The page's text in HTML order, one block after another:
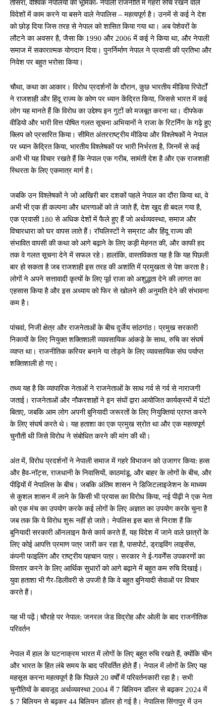
तीसरा, वैश्विक नेपलियों की भूमिका- नेपाली राजनीति में गहरी रुचि रखने वाले
विदेशों में काम करने या बसने वाले नेपालिस – महत्वपूर्ण है। उनमें से कई ने देश
को छोड़ दिया जिस तरह से नेपाल को शासित किया गया था। अब पेशेवरों के
लौटने का अवसर है, जैसा कि 1990 और 2006 में कई ने किया था, और नेपाली
समाज में सकारात्मक योगदान दिया। पुनर्निर्माण नेपाल ने प्रवासी की प्रतिभा और
निवेश पर बहुत भरोसा किया।
चौथा, कथा का आकार। विरोध प्रदर्शनों के दौरान, कुछ भारतीय मीडिया रिपोर्टों
ने राजशाही और हिंदू राज्य के कोण पर ध्यान केंद्रित किया, जिससे भारत में कई
लोग यह मानते हैं कि विरोध का उद्देश्य इन गुटों को मजबूत करना था। दीपफेक
वीडियो और भारी वित्त पोषित गलत सूचना अभियानों ने राजा के रिटर्निंग के गढ़े हुए
क्लिप को प्रसारित किया। सीमित अंतरराष्ट्रीय मीडिया और विश्लेषकों ने नेपाल
पर ध्यान केंद्रित किया, भारतीय विश्लेषकों पर भारी निर्भरता है, जिनमें से कई
अभी भी यह विचार रखते हैं कि नेपाल एक गरीब, सामंती देश है और एक राजशाही
स्थिरता के लिए एकमात्र मार्ग है।
जबकि उन विश्लेषकों ने जो आखिरी बार दशकों पहले नेपाल का दौरा किया था, वे
अभी भी एक ही कल्पना और धारणाओं को ले जाते हैं, देश खुद ही बदल गया है,
एक प्रवासी 180 से अधिक देशों में फैले हुए हैं जो अर्थव्यवस्था, समाज और
विचारधारा को घर वापस लाते हैं। रॉयलिस्टों ने सम्राट और हिंदू राज्य की
संभावित वापसी की कथा को आगे बढ़ाने के लिए कड़ी मेहनत की, और काफी हद
तक वे गलत सूचना देने में सफल रहे। हालांकि, वास्तविकता यह है कि यह पिछली
बार हो सकता है जब राजशाही इस तरह की अशांति में प्रमुखता से पेश करता है।
लोगों ने अपने सत्तावादी कृत्यों के लिए पूर्व राजा को अशुद्धता देने की लागत का
एहसास किया है और इस अध्याय को फिर से खोलने की अनुमति देने की संभावना
कम है।
पांचवां, निजी क्षेत्र और राजनेताओं के बीच दुर्जेय सांठगांठ। प्रमुख सरकारी
निकायों के लिए नियुक्त शक्तिशाली व्यावसायिक आंकड़े के साथ, रुचि का संघर्ष
व्याप्त था। राजनीतिक करियर बनाने या तोड़ने के लिए व्यावसायिक संघ पर्याप्त
शक्तिशाली हो गए।
तथ्य यह है कि व्यापारिक नेताओं ने राजनेताओं के साथ गर्व से गर्व से नाराजगी
जताई। राजनेताओं और नौकरशाहों ने इन संघों द्वारा आयोजित कार्यक्रमों में घंटों
बिताए, जबकि आम लोग अपनी बुनियादी जरूरतों के लिए नियुक्तियां प्राप्त करने
के लिए संघर्ष करते थे। यह हताशा का एक प्रमुख स्रोत था और एक महत्वपूर्ण
चुनौती थी जिसे विरोध ने संबोधित करने की मांग की थी।
अंत में, विरोध प्रदर्शनों ने नेपाली समाज में गहरे विभाजन को उजागर किया: हव्स
और हैव-नॉट्स, राजधानी के निवासियों, काठमांडू, और बाहर के लोगों के बीच, और
पीढ़ियों में नेपालिस के बीच। जबकि अंतिम शासन ने डिजिटलाइजेशन के माध्यम
से कुशल शासन में लाने के किसी भी प्रयास का विरोध किया, नई पीढ़ी ने एक नेता
को एक मंच का उपयोग करके कई लोगों के लिए अज्ञात का उपयोग करके चुना है
जब तक कि ये विरोध शुरू नहीं हो जाते। नेपलिस इस बात से निराश हैं कि
बुनियादी सरकारी ऑनलाइन कैसे कार्य करते हैं, यह विदेश में जाने वाले छात्रों के
लिए कोई आपत्ति प्रमाण पत्र जारी कर रहा है, पासपोर्ट, ड्राइविंग लाइसेंस,
कंपनी फाइलिंग और राष्ट्रीय पहचान पत्र। सरकार ने ई-गवर्नेंस उपकरणों का
विस्तार करने के लिए आर्थिक सुधारों को आगे बढ़ाने में बहुत कम रुचि दिखाई।
युवा हताशा भी गैर-डिलीवरी से उपजी है कि वे बहुत बुनियादी सेवाओं पर विचार
करते हैं।
यह भी पढ़ें | चौराहे पर नेपाल: जनरल जेड विद्रोह और ओली के बाद राजनीतिक
परिवर्तन
नेपाल में हाल के घटनाक्रम भारत में लोगों के लिए बहुत रुचि रखते हैं, क्योंकि चीन
और भारत के हित लंबे समय के बाद परिवर्तित होते हैं। नेपाल में लोगों के लिए यह
महसूस करना महत्वपूर्ण है कि पिछले 20 वर्षों में परिवर्तनकारी रहा है। सभी
चुनौतियों के बावजूद अर्थव्यवस्था 2004 में 7 बिलियन डॉलर से बढ़कर 2024 में
$ 7 बिलियन से बढ़कर 44 बिलियन डॉलर हो गई है। नेपालिस सिंगापुर में उन